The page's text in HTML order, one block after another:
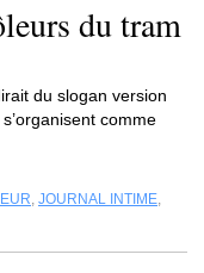
du tram
du slogan version
comme
, JOURNAL INTIME,